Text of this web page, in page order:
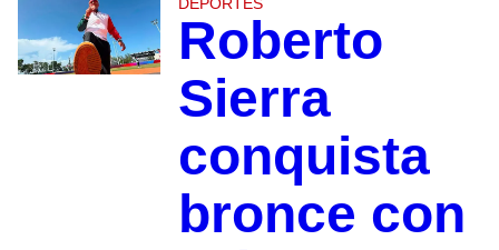
DEPORTES
Roberto
Sierra
conquista
bronce con